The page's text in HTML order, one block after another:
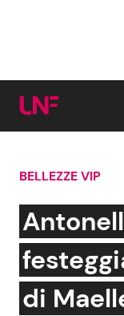
Cerca:
News e
Attualità
BELLEZZE VIP
di